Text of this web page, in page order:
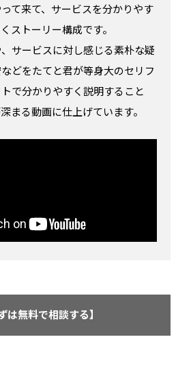
て来て、サービスを分かりやす
ストーリー構成です。
サービスに対し感じる素朴な疑
どをたてと君が等身大のセリフ
で分かりやすく説明すること
まる動画に仕上げています。
は無料で相談する】